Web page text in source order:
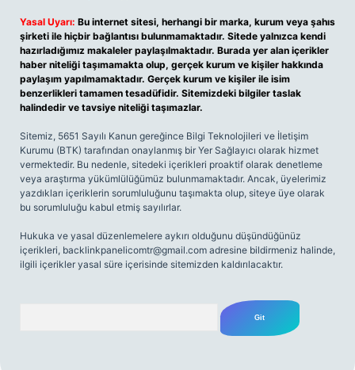
Yasal Uyarı: Bu internet sitesi, herhangi bir marka, kurum veya şahıs
şirketi ile hiçbir bağlantısı bulunmamaktadır. Sitede yalnızca kendi
hazırladığımız makaleler paylaşılmaktadır. Burada yer alan içerikler
haber niteliği taşımamakta olup, gerçek kurum ve kişiler hakkında
paylaşım yapılmamaktadır. Gerçek kurum ve kişiler ile isim
benzerlikleri tamamen tesadüfidir. Sitemizdeki bilgiler taslak
halindedir ve tavsiye niteliği taşımazlar.
Sitemiz, 5651 Sayılı Kanun gereğince Bilgi Teknolojileri ve İletişim
Kurumu (BTK) tarafından onaylanmış bir Yer Sağlayıcı olarak hizmet
vermektedir. Bu nedenle, sitedeki içerikleri proaktif olarak denetleme
veya araştırma yükümlülüğümüz bulunmamaktadır. Ancak, üyelerimiz
yazdıkları içeriklerin sorumluluğunu taşımakta olup, siteye üye olarak
bu sorumluluğu kabul etmiş sayılırlar.
Hukuka ve yasal düzenlemelere aykırı olduğunu düşündüğünüz
içerikleri, backlinkpanelicomtr@gmail.com adresine bildirmeniz halinde,
ilgili içerikler yasal süre içerisinde sitemizden kaldırılacaktır.